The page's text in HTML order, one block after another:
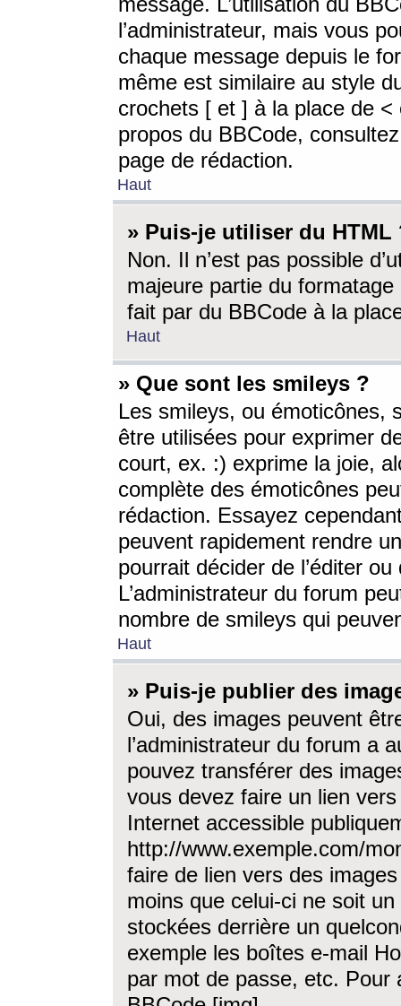
l’administrateur, mais vous
chaque message depuis le
même est similaire au style
crochets [ et ] à la place de <
propos du BBCode,
page de rédaction.
Haut
» Puis-je utiliser du HTML
Non. Il n’est pas possible
majeure partie du
fait par du BBCode à la
Haut
» Que sont les smileys ?
Les smileys, ou émoticônes,
être utilisées pour exprimer
court, ex. :) exprime la joie,
complète des émoticônes
rédaction. Essayez
peuvent rapidement rendre
pourrait décider de l’éditer
L’administrateur du forum
nombre de smileys qui
Haut
» Puis-je publier des
Oui, des images peuvent
l’administrateur du forum a
pouvez transférer des
vous devez faire un lien
Internet accessible
http://www.exemple.com/
faire de lien vers des
moins que celui-ci ne soit
stockées derrière un
exemple les boîtes e-mail
par mot de passe, etc. Pour